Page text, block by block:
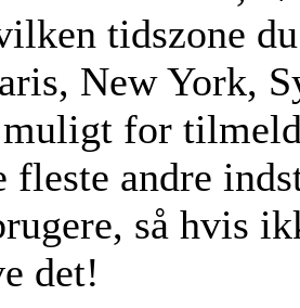
tidszone
New York,
for
fleste andre
så hvis
det!